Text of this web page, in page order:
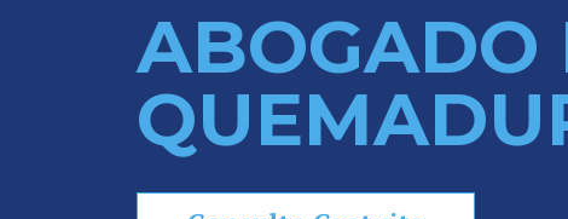
o
a
o
ABOGADO